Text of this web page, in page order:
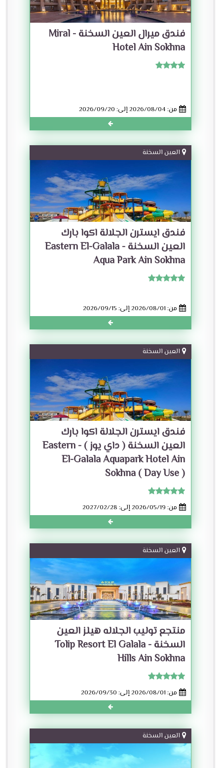
فندق ميرال العين السخنة - Miral
Hotel Ain Sokhna
من: 2026/08/04 إلى: 2026/09/20
العين السخنة
فندق ايسترن الجلالة اكوا بارك
العين السخنة - Eastern El-Galala
Aqua Park Ain Sokhna
من: 2026/08/01 إلى: 2026/09/15
العين السخنة
فندق ايسترن الجلالة اكوا بارك
العين السخنة ( داي يوز ) - Eastern
El-Galala Aquapark Hotel Ain
Sokhna ( Day Use )
من: 2026/05/19 إلى: 2027/02/28
العين السخنة
منتجع توليب الجلاله هيلز العين
السخنة - Tolip Resort El Galala
Hills Ain Sokhna
من: 2026/08/01 إلى: 2026/09/30
العين السخنة